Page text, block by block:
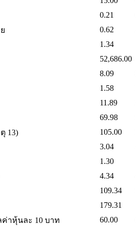
0.21
0.62
1.34
52,686.00
8.09
1.58
11.89
69.98
13)
105.00
3.04
1.30
4.34
109.34
179.31
าหุ้นละ 10 บาท
60.00